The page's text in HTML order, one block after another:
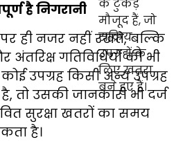
है निगरानी
ही नजर नहीं रखते, बल्कि
गतिविधियों की भी
उपग्रह किसी अन्य उपग्रह
तो उसकी जानकारी भी दर्ज
सुरक्षा खतरों का समय
है।